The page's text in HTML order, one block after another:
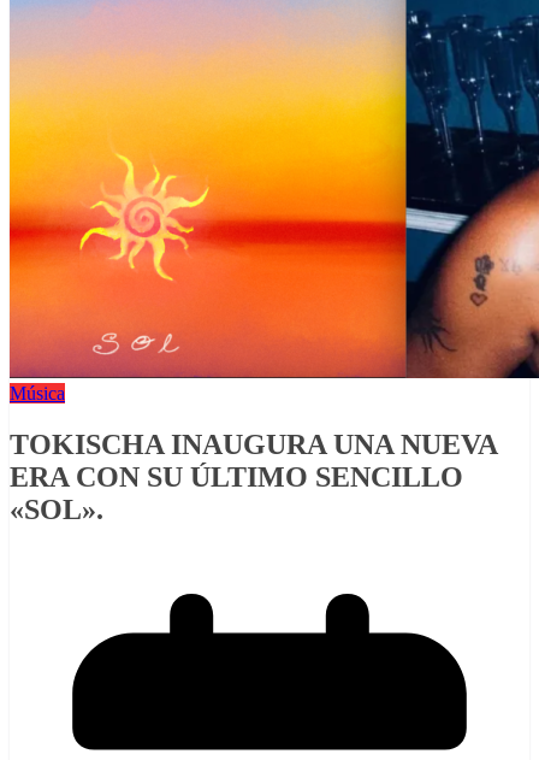
Música
TOKISCHA INAUGURA UNA NUEVA
ERA CON SU ÚLTIMO SENCILLO
«SOL».